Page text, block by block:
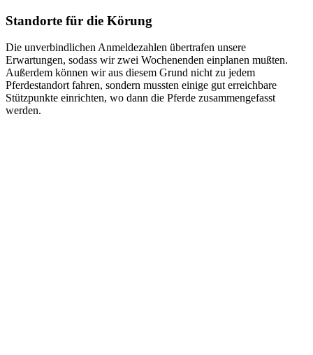
Standorte für die Körung
Die unverbindlichen Anmeldezahlen übertrafen unsere
Erwartungen, sodass wir zwei Wochenenden einplanen mußten.
Außerdem können wir aus diesem Grund nicht zu jedem
Pferdestandort fahren, sondern mussten einige gut erreichbare
Stützpunkte einrichten, wo dann die Pferde zusammengefasst
werden.